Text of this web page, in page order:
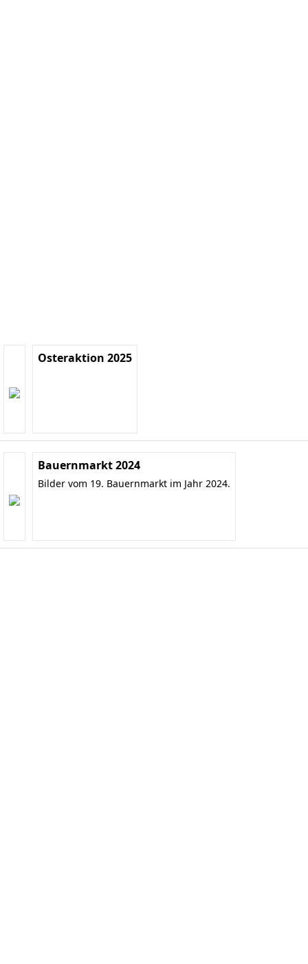
Osteraktion 2025
Bauernmarkt 2024
Bilder vom 19. Bauernmarkt im Jahr 2024.